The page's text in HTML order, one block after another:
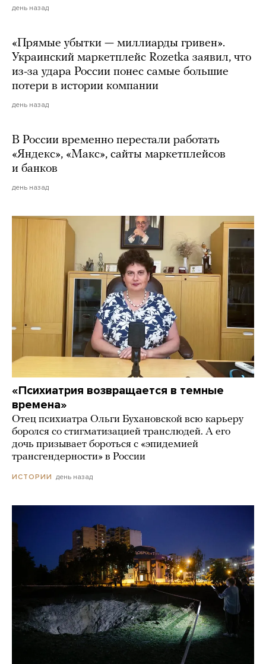
день назад
«Прямые убытки — миллиарды гривен».
Украинский маркетплейс Rozetka заявил, что
из-за удара России понес самые большие
потери в истории компании
день назад
В России временно перестали работать
«Яндекс», «Макс», сайты маркетплейсов
и банков
день назад
«Психиатрия возвращается в темные
времена»
Отец психиатра Ольги Бухановской всю карьеру
боролся со стигматизацией транслюдей. А его
дочь призывает бороться с «эпидемией
трансгендерности» в России
ИСТОРИИ день назад